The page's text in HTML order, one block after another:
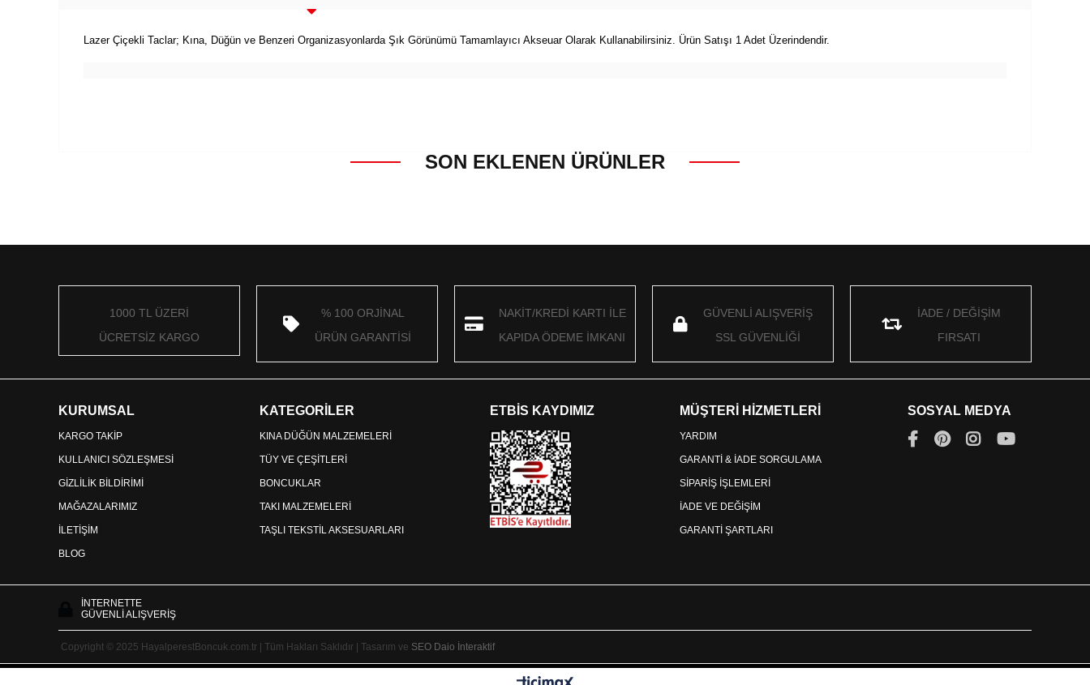
Lazer Çiçekli Taclar; Kına, Düğün ve Benzeri Organizasyonlarda Şık Görünümü Tamamlayıcı Akseuar Olarak Kullanabilirsiniz. Ürün Satışı 1 Adet Üzerindendir.
SON EKLENEN ÜRÜNLER
1000 TL ÜZERİ
ÜCRETSİZ KARGO
% 100 ORJİNAL
ÜRÜN GARANTİSİ
NAKİT/KREDİ KARTI İLE
KAPIDA ÖDEME İMKANI
GÜVENLİ ALIŞVERİŞ
SSL GÜVENLİĞİ
İADE / DEĞİŞİM
FIRSATI
KURUMSAL
KARGO TAKİP
KULLANICI SÖZLEŞMESİ
GİZLİLİK BİLDİRİMİ
MAĞAZALARIMIZ
İLETİŞİM
BLOG
KATEGORİLER
KINA DÜĞÜN MALZEMELERİ
TÜY VE ÇEŞİTLERİ
BONCUKLAR
TAKI MALZEMELERİ
TAŞLI TEKSTİL AKSESUARLARI
ETBİS KAYDIMIZ MÜŞTERİ HİZMETLERİ
YARDIM
GARANTİ & İADE SORGULAMA
SİPARİŞ İŞLEMLERİ
İADE VE DEĞİŞİM
GARANTİ ŞARTLARI
SOSYAL MEDYA
İNTERNETTE
GÜVENLİ ALIŞVERİŞ
Copyright © 2025 HayalperestBoncuk.com.tr | Tüm Hakları Saklıdır | Tasarım ve SEO Daio İnteraktif